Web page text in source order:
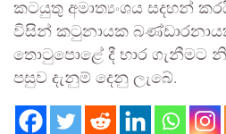
කටයුතු අමාත්‍යංශය සදහන්
විසින් කටුනායක
තොටුපොළේ දී භාර ගැනීමට
පසුව දැනුම් දෙනු ලැබේ.